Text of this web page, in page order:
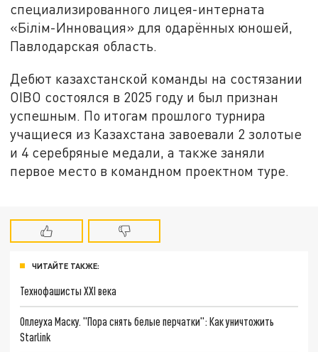
специализированного лицея-интерната
«Білім-Инновация» для одарённых юношей,
Павлодарская область.
Дебют казахстанской команды на состязании
OIBO состоялся в 2025 году и был признан
успешным. По итогам прошлого турнира
учащиеся из Казахстана завоевали 2 золотые
и 4 серебряные медали, а также заняли
первое место в командном проектном туре.
ЧИТАЙТЕ ТАКЖЕ:
Технофашисты XXI века
Оплеуха Маску. "Пора снять белые перчатки": Как уничтожить
Starlink